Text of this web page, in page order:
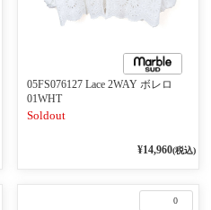
05FS076127 Lace 2WAY ボレロ
01WHT
Soldout
¥14,960(税込)
0